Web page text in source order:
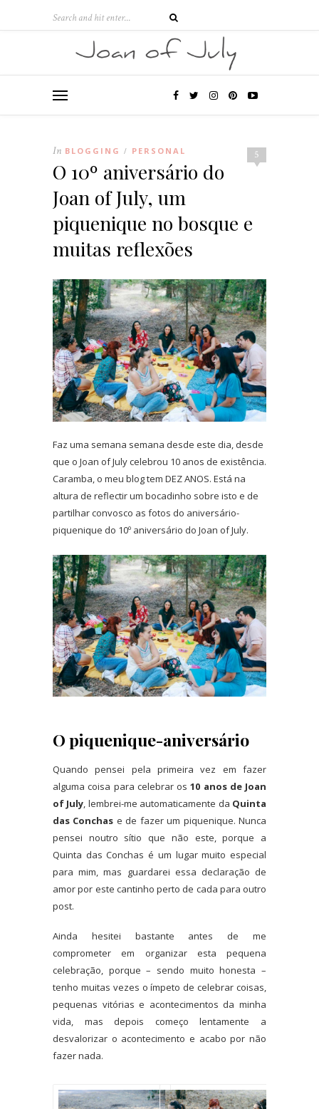
5
In BLOGGING / PERSONAL
O 10º aniversário do
Joan of July, um
piquenique no bosque e
muitas reflexões
Faz uma semana semana desde este dia, desde
que o Joan of July celebrou 10 anos de existência.
Caramba, o meu blog tem DEZ ANOS. Está na
altura de reflectir um bocadinho sobre isto e de
partilhar convosco as fotos do aniversário-
piquenique do 10º aniversário do Joan of July.
O piquenique-aniversário
Quando pensei pela primeira vez em fazer
alguma coisa para celebrar os10 anos de Joan
of July, lembrei-me automaticamente da Quinta
das Conchas e de fazer um piquenique. Nunca
pensei noutro sítio que não este, porque a
Quinta das Conchas é um lugar muito especial
para mim, mas guardarei essa declaração de
amor por este cantinho perto de cada para outro
post.
Ainda hesitei bastante antes de me
comprometer em organizar esta pequena
celebração, porque – sendo muito honesta –
tenho muitas vezes o ímpeto de celebrar coisas,
pequenas vitórias e acontecimentos da minha
vida, mas depois começo lentamente a
desvalorizar o acontecimento e acabo por não
fazer nada.